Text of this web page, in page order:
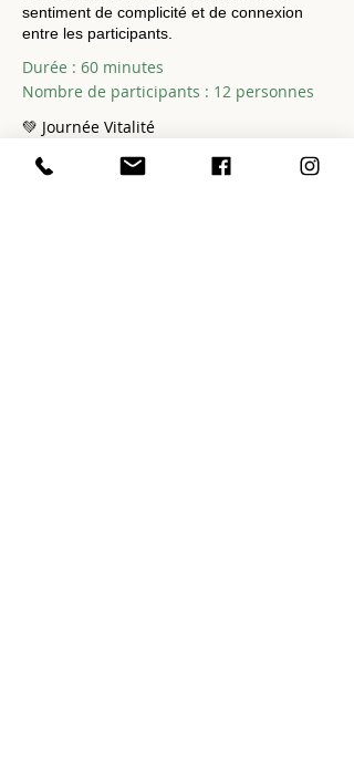
sentiment de complicité et de connexion
entre les participants.
Durée : 60 minutes
Nombre de participants : 12 personnes
💚 Journée Vitalité
💙 Séance découverte
🧡 Programme 12 semaines